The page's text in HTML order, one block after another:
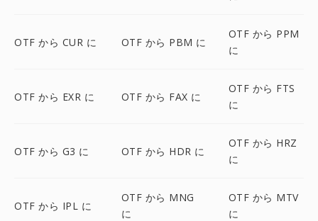
OTF から CUR に OTF から PBM に
OTF から PPM
に
OTF から EXR に OTF から FAX に
OTF から FTS
に
OTF から G3 に OTF から HDR に
OTF から HRZ
に
OTF から IPL に
OTF から MNG
に
OTF から MTV
に